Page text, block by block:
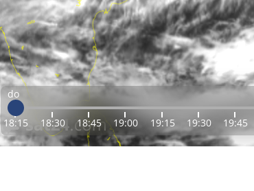
do
18:15 18:30 18:45 19:00 19:15 19:30 19:45